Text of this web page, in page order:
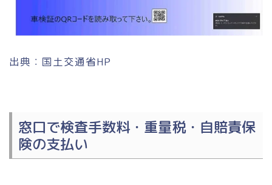
出典：国土交通省HP
窓口で検査手数料・重量税・自賠責保
険の支払い